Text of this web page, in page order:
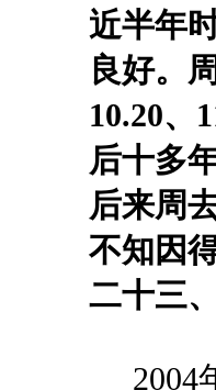
近半年
良好。
10.20、
后十多
后来周
不知因
二十三、
2004